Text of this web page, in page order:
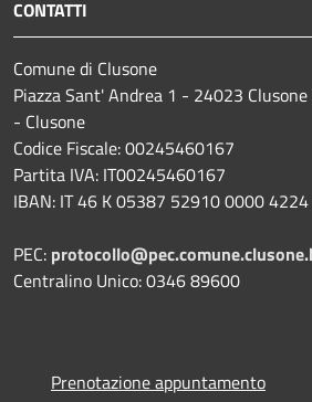
CONTATTI
Comune di Clusone
Piazza Sant' Andrea 1 - 24023
- Clusone
Codice Fiscale: 00245460167
Partita IVA: IT00245460167
IBAN: IT 46 K 05387 52910 0000
PEC:
Centralino Unico: 0346 89600
Prenotazione appuntamento